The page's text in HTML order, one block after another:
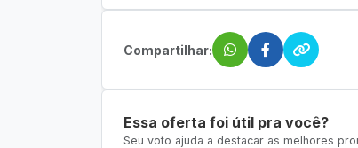
Compartilhar:
Essa oferta foi útil pra você?
Seu voto ajuda a destacar as melhores